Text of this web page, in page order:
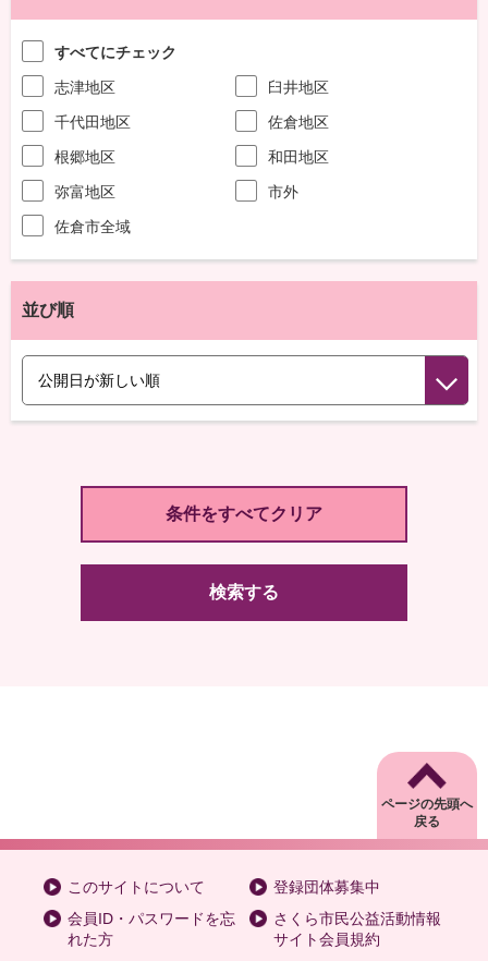
すべてにチェック
志津地区
臼井地区
千代田地区
佐倉地区
根郷地区
和田地区
弥富地区
市外
佐倉市全域
並び順
検索する
ページの先頭へ
戻る
このサイトについて
登録団体募集中
会員ID・パスワードを忘
れた方
さくら市民公益活動情報
サイト会員規約